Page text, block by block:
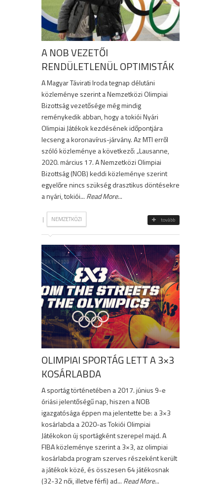
A NOB VEZETŐI
RENDÜLETLENÜL OPTIMISTÁK
A Magyar Távirati Iroda tegnap délutáni
közleménye szerint a Nemzetközi Olimpiai
Bizottság vezetősége még mindig
reménykedik abban, hogy a tokiói Nyári
Olimpiai Játékok kezdésének időpontjára
lecseng a koronavírus-járvány. Az MTI erről
szóló közleménye a következő: „Lausanne,
2020. március 17. A Nemzetközi Olimpiai
Bizottság (NOB) keddi közleménye szerint
egyelőre nincs szükség drasztikus döntésekre
a nyári, tokiói... Read More...
| NEMZETKÖZI tovább
OLIMPIAI SPORTÁG LETT A 3×3
KOSÁRLABDA
A sportág történetében a 2017. június 9-e
óriási jelentőségű nap, hiszen a NOB
igazgatósága éppen ma jelentette be: a 3×3
kosárlabda a 2020-as Tokiói Olimpiai
Játékokon új sportágként szerepel majd. A
FIBA közleménye szerint a 3×3, az olimpiai
kosárlabda program szerves részeként került
a játékok közé, és összesen 64 játékosnak
(32-32 női, illetve férfi) ad... Read More...